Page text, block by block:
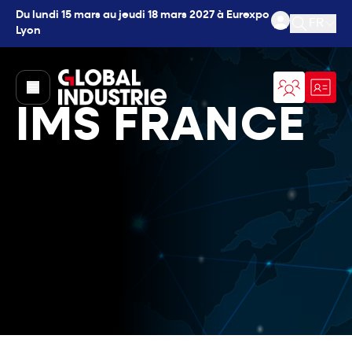
Du lundi 15 mars au jeudi 18 mars 2027 à Eurexpo
Lyon
Ouvrir
page.home
IMS FRANCE